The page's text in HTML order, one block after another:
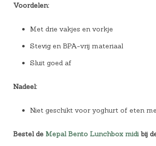
Voordelen:
Met drie vakjes en vorkje
Stevig en BPA-vrij materiaal
Sluit goed af
Nadeel:
Niet geschikt voor yoghurt of eten
Bestel de Mepal Bento Lunchbox midi bij